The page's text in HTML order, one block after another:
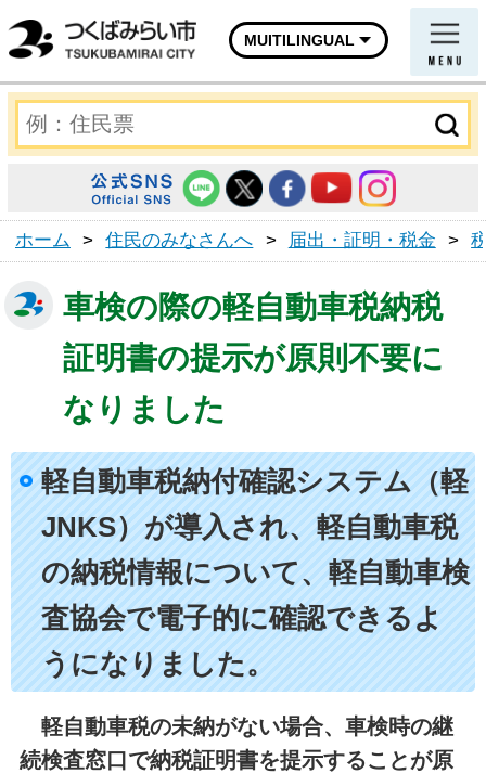
MUITILINGUAL
ホーム > 住民のみなさんへ > 届出・証明・税金 >
車検の際の軽自動車税納税
証明書の提示が原則不要に
なりました
軽自動車税納付確認システム（軽
JNKS）が導入され、軽自動車税
の納税情報について、軽自動車検
査協会で電子的に確認できるよ
うになりました。
軽自動車税の未納がない場合、車検時の継
続検査窓口で納税証明書を提示することが原